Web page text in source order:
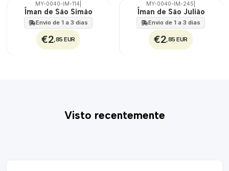
🇵🇹
100%
MY-0040-IM-114
Íman de São Simão
Envio de 1 a 3 dias
€2 ,85 EUR
🇵🇹
100%
MY-0040-IM-245
Íman de São Julião
Envio de 1 a 3 dias
€2 ,85 EUR
Visto recentemente